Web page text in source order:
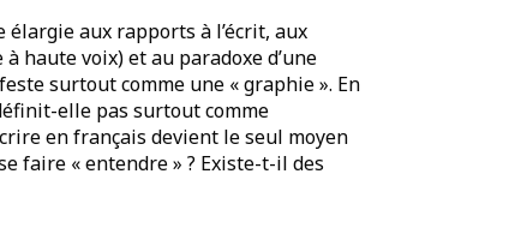
aux rapports à l’écrit, aux
haute voix) et au paradoxe d’une
surtout comme une « graphie ». En
elle pas surtout comme
en français devient le seul moyen
faire « entendre » ? Existe-t-il des